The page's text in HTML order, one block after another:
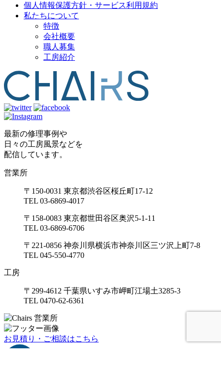
個人情報保護方針・サービス利用規約
私たちについて
特徴
会社概要
職人募集
工房紹介
最新の修理事例や
日々の工房風景などを
配信しています。
営業所
〒150-0031 東京都渋谷区桜丘町17-12
TEL 03-6869-4017
〒158-0083 東京都世田谷区奥沢5-1-11
TEL 03-6869-6706
〒221-0856 神奈川県横浜市神奈川区三ツ沢上町7-8
TEL 045-550-4770
工房
〒299-4612 千葉県いすみ市岬町江場土3285-3
TEL 0470-62-6361
お見積り・ご相談はこちら